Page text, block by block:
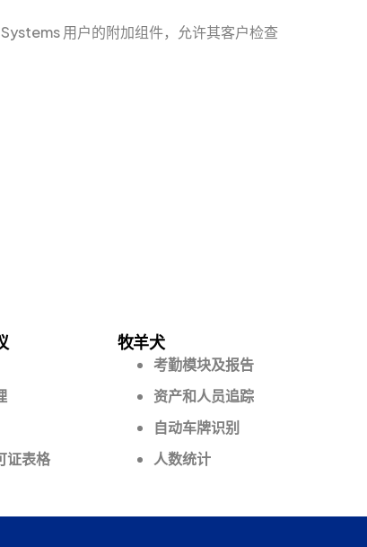
用户的附加组件，允许其客户检查
证表格
牧羊犬
考勤模块及报告
资产和人员追踪
自动车牌识别
人数统计